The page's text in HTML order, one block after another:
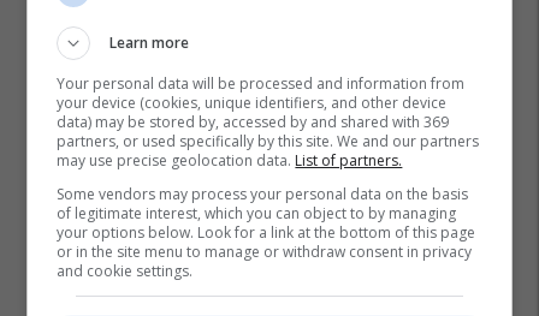
Learn more
Your personal data will be processed and information from
your device (cookies, unique identifiers, and other device
data) may be stored by, accessed by and shared with 369
partners, or used specifically by this site. We and our partners
may use precise geolocation data. List of partners.
Some vendors may process your personal data on the basis
of legitimate interest, which you can object to by managing
your options below. Look for a link at the bottom of this page
or in the site menu to manage or withdraw consent in privacy
and cookie settings.